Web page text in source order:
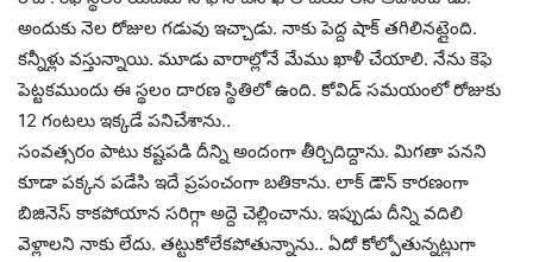
అందుకు నెల రోజుల గడువు ఇచ్చాడు. నాకు పెద్ద షాక్ తగిలినట్లైంది.
కన్నీళ్లు వస్తున్నాయి. మూడు వారాల్లోనే మేము ఖాళీ చేయాలి. నేను కెఫె
పెట్టకముందు ఈ స్థలం దారణ స్థితిలో ఉంది. కోవిడ్ సమయంలో రోజుకు
12 గంటలు ఇక్కడే పనిచేశాను..
సంవత్సరం పాటు కష్టపడి దీన్ని అందంగా తీర్చిదిద్దాను. మిగతా పనని
కూడా పక్కన పడేసి ఇదే ప్రపంచంగా బతికాను. లాక్ డౌన్ కారణంగా
బిజినెస్ కాకపోయాన సరిగ్గా అద్దె చెల్లించాను. ఇప్పుడు దీన్ని వదిలి
వెళ్లాలని నాకు లేదు. తట్టుకోలేకపోతున్నాను.. ఏదో కోల్పోతున్నట్లుగా